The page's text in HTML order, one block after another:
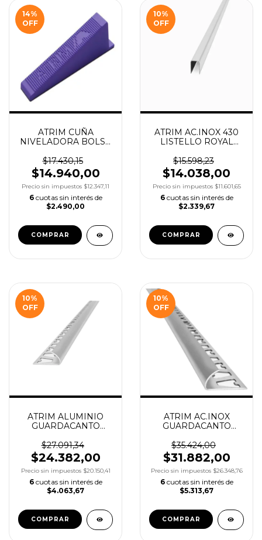
14%
OFF
ATRIM CUÑA
NIVELADORA BOLSA
$17.430,15
$14.940,00
Precio sin impuestos $12.347,11
6 cuotas sin interés de
$2.490,00
10%
OFF
ATRIM AC.INOX 430
LISTELLO ROYAL
X2.2M COD.430/01
$15.598,23
$14.038,00
Precio sin impuestos $11.601,65
6 cuotas sin interés de
$2.339,67
10%
OFF
ATRIM ALUMINIO
GUARDACANTO
X2.50M COD.1383
$27.091,34
$24.382,00
Precio sin impuestos $20.150,41
6 cuotas sin interés de
$4.063,67
10%
OFF
ATRIM AC.INOX
GUARDACANTO
X2.5M COD.1580
$35.424,00
$31.882,00
Precio sin impuestos $26.348,76
6 cuotas sin interés de
$5.313,67